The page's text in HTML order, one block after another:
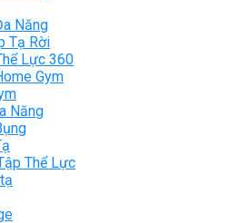
Năng
Tạ Rời
Lực 360
Gym
Năng
Thể Lực